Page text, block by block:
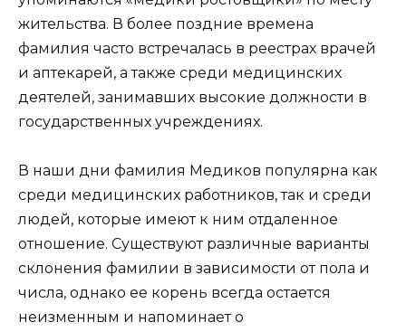
жительства. В более поздние времена
фамилия часто встречалась в реестрах врачей
и аптекарей, а также среди медицинских
деятелей, занимавших высокие должности в
государственных учреждениях.
В наши дни фамилия Медиков популярна как
среди медицинских работников, так и среди
людей, которые имеют к ним отдаленное
отношение. Существуют различные варианты
склонения фамилии в зависимости от пола и
числа, однако ее корень всегда остается
неизменным и напоминает о